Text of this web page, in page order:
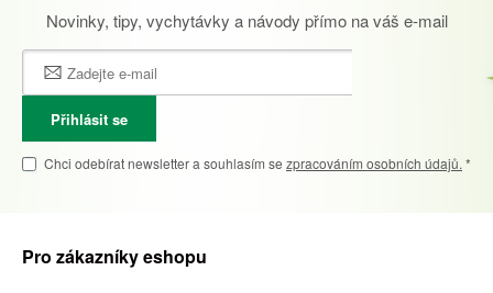
Novinky, tipy, vychytávky a návody přímo na váš e-mail
Přihlásit se
Chci odebírat newsletter a souhlasím se zpracováním osobních údajů. *
Pro zákazníky eshopu